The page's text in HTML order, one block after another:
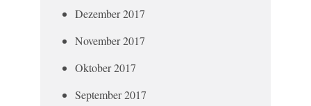
Dezember 2017
November 2017
Oktober 2017
September 2017